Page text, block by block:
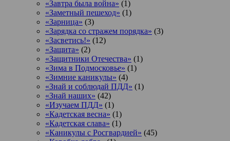
«Завтра была война» (1)
«Заметный пешеход» (1)
«Зарница» (3)
«Зарядка со стражем порядка» (3)
«Засветись!» (12)
«Защита» (2)
«Защитники Отечества» (1)
«Зима в Подмосковье» (1)
«Зимние каникулы» (4)
«Знай и соблюдай ПДД» (1)
«Знай наших» (42)
«Изучаем ПДД» (1)
«Кадетская весна» (1)
«Кадетская слава» (1)
«Каникулы с Росгвардией» (45)